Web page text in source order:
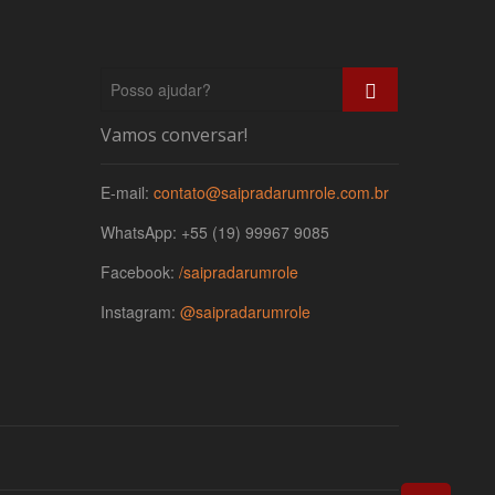
ajudar?
Vamos conversar!
E-mail: contato@saipradarumrole.com.br
WhatsApp: +55 (19) 99967 9085
Facebook: /saipradarumrole
Instagram: @saipradarumrole